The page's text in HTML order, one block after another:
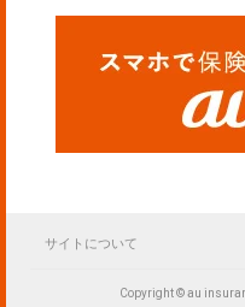
サイトについて
Copyright © au